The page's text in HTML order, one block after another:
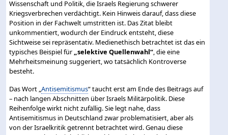
Wissenschaft und Politik, die Israels Regierung schwerer
Kriegsverbrechen verdächtigt. Kein Hinweis darauf, dass diese
Position in der Fachwelt umstritten ist. Das Zitat bleibt
unkommentiert, wodurch der Eindruck entsteht, diese
Sichtweise sei repräsentativ. Medienethisch betrachtet ist das ein
typisches Beispiel für „selektive Quellenwahl“, die eine
Mehrheitsmeinung suggeriert, wo tatsächlich Kontroverse
besteht.
Das Wort „Antisemitismus“ taucht erst am Ende des Beitrags auf
– nach langen Abschnitten über Israels Militärpolitik. Diese
Reihenfolge wirkt nicht zufällig. Sie legt nahe, dass
Antisemitismus in Deutschland zwar problematisiert, aber als
von der Israelkritik getrennt betrachtet wird. Genau diese